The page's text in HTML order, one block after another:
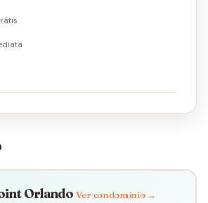
OrlandoVer condomínio →